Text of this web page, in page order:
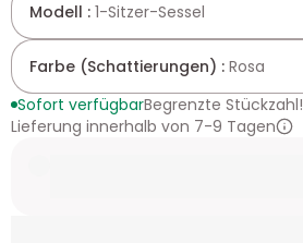
Modell : 1-Sitzer-Sessel
Farbe (Schattierungen) : Rosa
Sofort verfügbarBegrenzte Stückzahl!
Lieferung innerhalb von 7-9 Tagen